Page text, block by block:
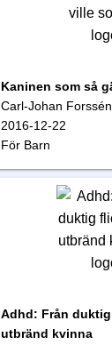
Kaninen som så
Carl-Johan
2016-12-22
För Barn
Adhd: Från
utbränd kvinna